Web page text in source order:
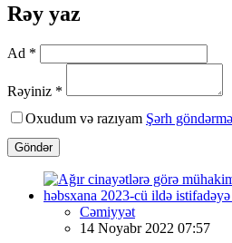
Rəy yaz
Ad *
Rəyiniz *
Oxudum və razıyam Şərh
Göndər
Cəmiyyət
14 Noyabr 2022 07:57